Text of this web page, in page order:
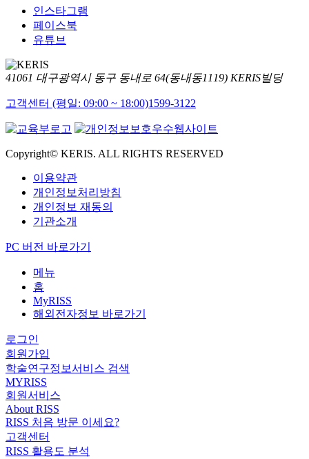
인스타그램
페이스북
유튜브
41061 대구광역시 동구 동내로 64(동내동1119) KERIS빌딩
고객센터 (평일: 09:00 ~ 18:00)1599-3122
Copyright© KERIS. ALL RIGHTS RESERVED
이용약관
개인정보처리방침
개인정보 재동의
기관소개
PC 버전 바로가기
메뉴
홈
MyRISS
해외전자정보 바로가기
로그인
회원가입
학술연구정보서비스 검색
MYRISS
회원서비스
About RISS
RISS 처음 방문 이세요?
고객센터
RISS 활용도 분석